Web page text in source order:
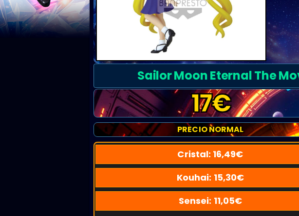
Sailor Moon Eternal The
17€
PRECIO NORMAL
Cristal: 16,49€
Kouhai: 15,30€
Sensei: 11,05€